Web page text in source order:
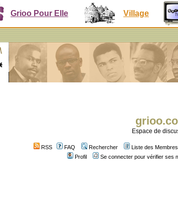
Grioo Pour Elle Village
Espace de
RSS FAQ Rechercher Liste des Membres
Profil
Se connecter pour vérifier ses